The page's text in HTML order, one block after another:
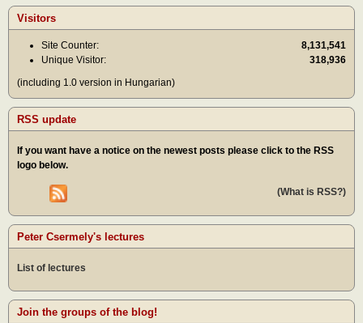
Visitors
Site Counter:
8,131,541
Unique Visitor:
318,936
(including 1.0 version in Hungarian)
RSS update
If you want have a notice on the newest posts please click to the RSS
logo below.
(What is RSS?)
Peter Csermely's lectures
List of lectures
Join the groups of the blog!